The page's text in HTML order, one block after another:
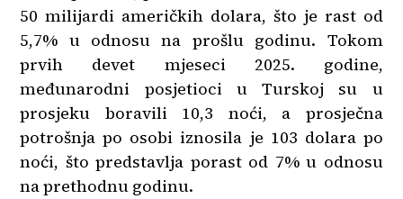
50 milijardi američkih dolara, što je rast od
5,7% u odnosu na prošlu godinu. Tokom
prvih devet mjeseci 2025. godine,
međunarodni posjetioci u Turskoj su u
prosjeku boravili 10,3 noći, a prosječna
potrošnja po osobi iznosila je 103 dolara po
noći, što predstavlja porast od 7% u odnosu
na prethodnu godinu.